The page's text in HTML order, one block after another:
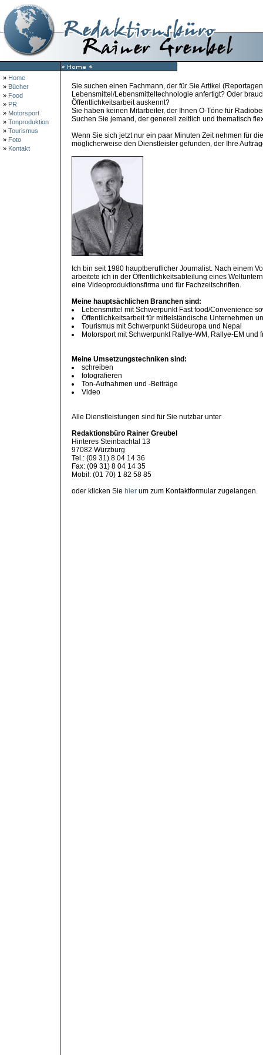
» Home
» Bücher
» Food
» PR
» Motorsport
» Tonproduktion
» Tourismus
» Foto
» Kontakt
Sie suchen einen Fachmann, der für Sie Artikel
Lebensmittel/Lebensmitteltechnologie anfertigt? Oder
Öffentlichkeitsarbeit auskennt?
Sie haben keinen Mitarbeiter, der Ihnen O-Töne für
Suchen Sie jemand, der generell zeitlich und thematisch
Wenn Sie sich jetzt nur ein paar Minuten Zeit nehmen für
möglicherweise den Dienstleister gefunden, der Ihre
Ich bin seit 1980 hauptberuflicher Journalist. Nach einem
arbeitete ich in der Öffentlichkeitsabteilung eines
eine Videoproduktionsfirma und für Fachzeitschriften.
Meine hauptsächlichen Branchen sind:
Lebensmittel mit Schwerpunkt Fast food/Convenience
Öffentlichkeitsarbeit für mittelständische Unternehmen
Tourismus mit Schwerpunkt Südeuropa und Nepal
Motorsport mit Schwerpunkt Rallye-WM, Rallye-EM und
Meine Umsetzungstechniken sind:
schreiben
fotografieren
Ton-Aufnahmen und -Beiträge
Video
Alle Dienstleistungen sind für Sie nutzbar unter
Redaktionsbüro Rainer Greubel
Hinteres Steinbachtal 13
97082 Würzburg
Tel.: (09 31) 8 04 14 36
Fax: (09 31) 8 04 14 35
Mobil: (01 70) 1 82 58 85
oder klicken Sie hier um zum Kontaktformular zugelangen.